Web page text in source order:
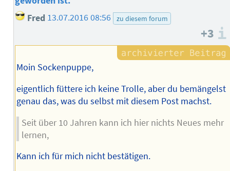
Fred 13.07.2016 08:56 zu diesem forum
+3
Moin Sockenpuppe,
eigentlich füttere ich keine Trolle, aber du bemängelst
genau das, was du selbst mit diesem Post machst.
Seit über 10 Jahren kann ich hier nichts Neues mehr
lernen,
Kann ich für mich nicht bestätigen.